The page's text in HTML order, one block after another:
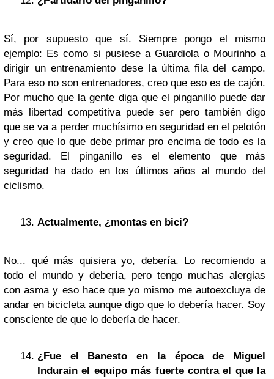
Sí, por supuesto que sí. Siempre pongo el mismo
ejemplo: Es como si pusiese a Guardiola o Mourinho a
dirigir un entrenamiento dese la última fila del campo.
Para eso no son entrenadores, creo que eso es de cajón.
Por mucho que la gente diga que el pinganillo puede dar
más libertad competitiva puede ser pero también digo
que se va a perder muchísimo en seguridad en el pelotón
y creo que lo que debe primar pro encima de todo es la
seguridad. El pinganillo es el elemento que más
seguridad ha dado en los últimos años al mundo del
ciclismo.
Actualmente, ¿montas en bici?
No... qué más quisiera yo, debería. Lo recomiendo a
todo el mundo y debería, pero tengo muchas alergias
con asma y eso hace que yo mismo me autoexcluya de
andar en bicicleta aunque digo que lo debería hacer. Soy
consciente de que lo debería de hacer.
¿Fue el Banesto en la época de Miguel
Indurain el equipo más fuerte contra el que la